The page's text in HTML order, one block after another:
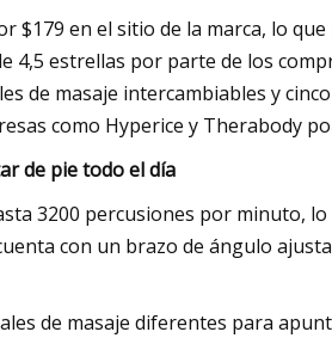
$179 en el sitio de la marca, lo
4,5 estrellas por parte de los
de masaje intercambiables y
como Hyperice y Therabody
de pie todo el día
3200 percusiones por minuto,
con un brazo de ángulo
de masaje diferentes para